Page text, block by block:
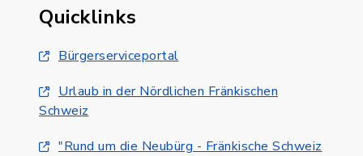
Quicklinks
Bürgerserviceportal
Urlaub in der Nördlichen Fränkischen
Schweiz
"Rund um die Neubürg - Fränkische Schweiz